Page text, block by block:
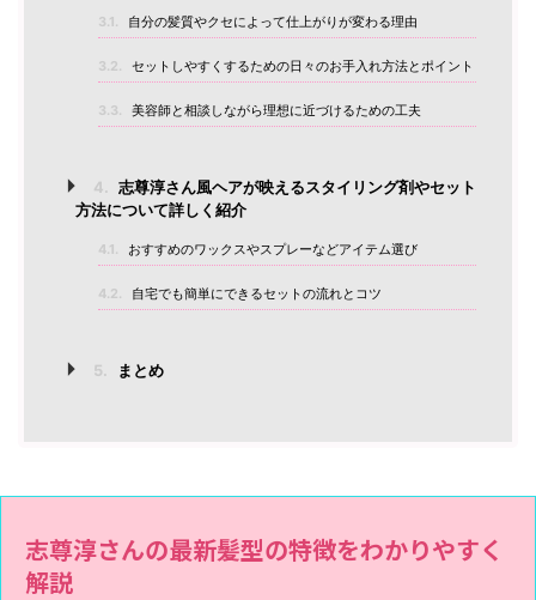
3.1. 自分の髪質やクセによって仕上がりが変わる理由
3.2. セットしやすくするための日々のお手入れ方法とポイント
3.3. 美容師と相談しながら理想に近づけるための工夫
4.
志尊淳さん風ヘアが映えるスタイリング剤やセット
方法について詳しく紹介
4.1. おすすめのワックスやスプレーなどアイテム選び
4.2. 自宅でも簡単にできるセットの流れとコツ
5. まとめ
志尊淳さんの最新髪型の特徴をわかりやすく
解説